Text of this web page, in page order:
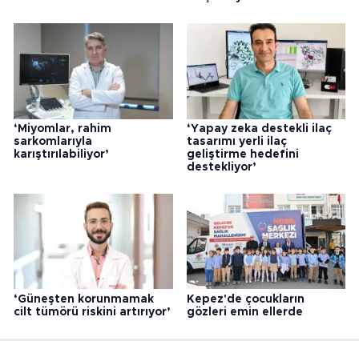
‘Miyomlar, rahim
sarkomlarıyla
karıştırılabiliyor’
‘Yapay zeka destekli ilaç
tasarımı yerli ilaç
geliştirme hedefini
destekliyor’
‘Güneşten korunmamak
cilt tümörü riskini artırıyor’
Kepez'de çocukların
gözleri emin ellerde